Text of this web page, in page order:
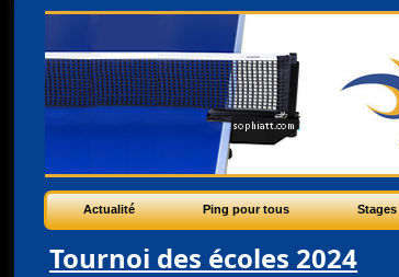
Actualité Ping pour tous Stages
Tournoi des écoles 2024